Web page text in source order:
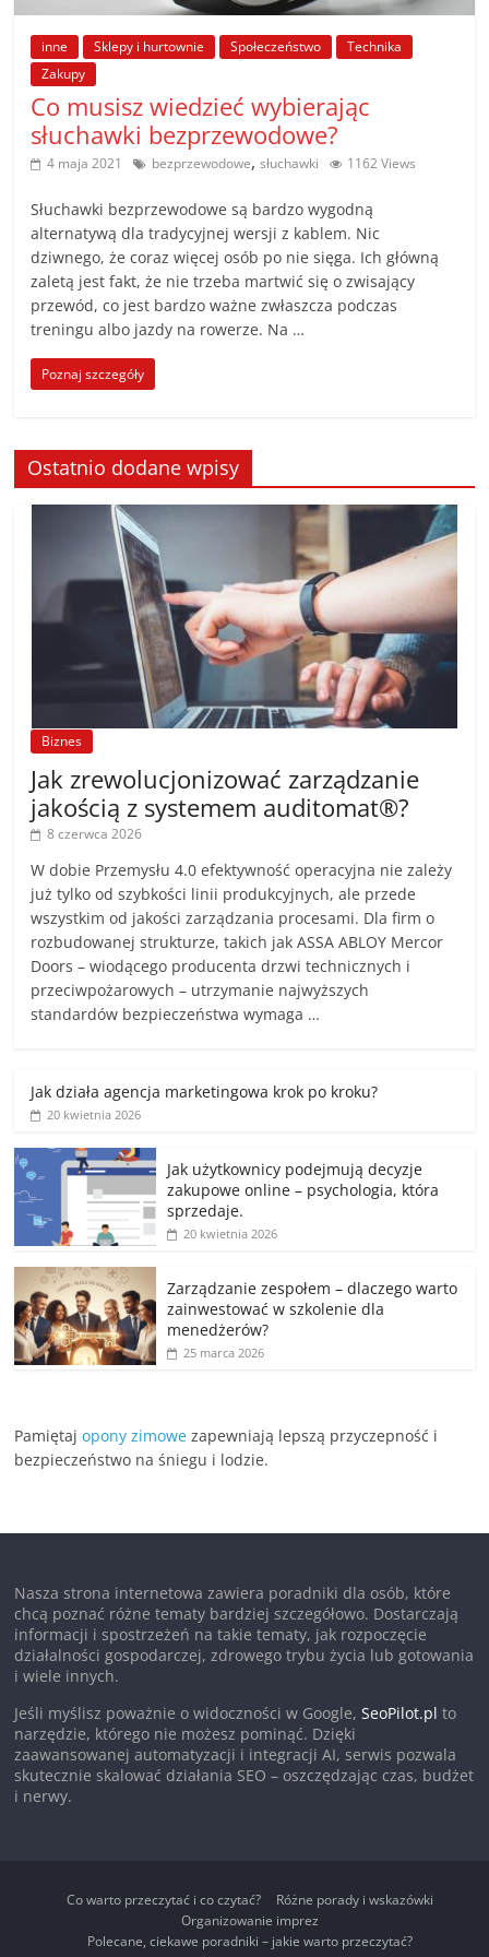
poradniki.
Porady
praktyczne
porady
wskazówki
poradniki
na
każdy
temat
inne Sklepy i hurtownie Społeczeństwo
Technika
Zakupy
Co musisz wiedzieć wybierając
słuchawki bezprzewodowe?
4 maja 2021 bezprzewodowe,słuchawki 1162 Views
Słuchawki bezprzewodowe są bardzo wygodną
alternatywą dla tradycyjnej wersji z kablem. Nic
dziwnego, że coraz więcej osób po nie sięga. Ich główną
zaletą jest fakt, że nie trzeba martwić się o zwisający
przewód, co jest bardzo ważne zwłaszcza podczas
treningu albo jazdy na rowerze. Na …
Poznaj szczegóły
Ostatnio dodane wpisy
Biznes
Jak zrewolucjonizować zarządzanie
jakością z systemem auditomat®?
8 czerwca 2026
W dobie Przemysłu 4.0 efektywność operacyjna nie zależy
już tylko od szybkości linii produkcyjnych, ale przede
wszystkim od jakości zarządzania procesami. Dla firm o
rozbudowanej strukturze, takich jak ASSA ABLOY Mercor
Doors – wiodącego producenta drzwi technicznych i
przeciwpożarowych – utrzymanie najwyższych
standardów bezpieczeństwa wymaga …
Jak działa agencja marketingowa krok po kroku?
20 kwietnia 2026
Jak użytkownicy podejmują decyzje
zakupowe online – psychologia, która
sprzedaje.
20 kwietnia 2026
Zarządzanie zespołem – dlaczego warto
zainwestować w szkolenie dla
menedżerów?
25 marca 2026
Pamiętajopony zimowe zapewniają lepszą przyczepność i
bezpieczeństwo na śniegu i lodzie.
Nasza strona internetowa zawiera poradniki dla osób, które
chcą poznać różne tematy bardziej szczegółowo. Dostarczają
informacji i spostrzeżeń na takie tematy, jak rozpoczęcie
działalności gospodarczej, zdrowego trybu życia lub gotowania
i wiele innych.
Jeśli myślisz poważnie o widoczności w Google,SeoPilot.pl to
narzędzie, którego nie możesz pominąć. Dzięki
zaawansowanej automatyzacji i integracji AI, serwis pozwala
skutecznie skalować działania SEO – oszczędzając czas, budżet
i nerwy.
Co warto przeczytać i co czytać?
Różne porady i wskazówki
Organizowanie imprez
Polecane, ciekawe poradniki – jakie warto przeczytać?